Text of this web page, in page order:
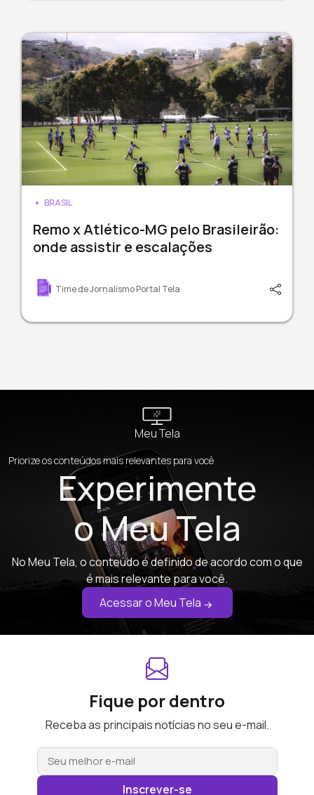
BRASIL
Remo x Atlético-MG pelo Brasileirão:
onde assistir e escalações
Time de Jornalismo Portal Tela
Meu Tela
Priorize os conteúdos mais relevantes para você
Experimente
o Meu Tela
No Meu Tela, o conteúdo é definido de acordo com o que
é mais relevante para você.
Acessar o Meu Tela
Fique por dentro
Receba as principais notícias no seu e-mail.
Inscrever-se